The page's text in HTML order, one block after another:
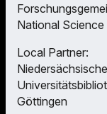
National
Local Partner:
Göttingen